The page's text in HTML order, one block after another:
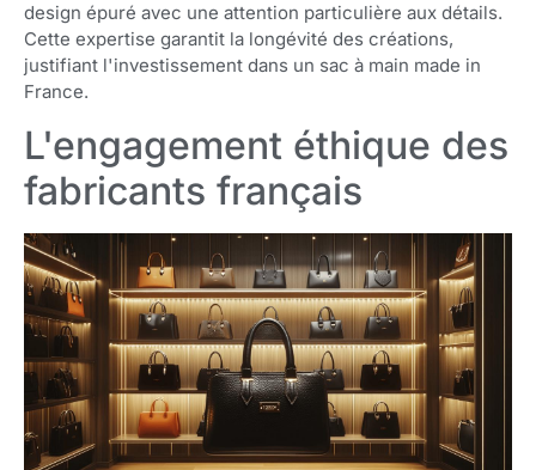
design épuré avec une attention particulière aux détails.
Cette expertise garantit la longévité des créations,
justifiant l'investissement dans un sac à main made in
France.
L'engagement éthique des
fabricants français